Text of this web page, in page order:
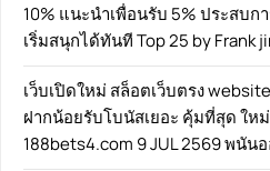
10% แนะนำเพื่อนรับ 5% ประสบ
เริ่มสนุกได้ทันที Top 25 by Frank
เว็บเปิดใหม่ สล็อตเว็บตรง
ฝากน้อยรับโบนัสเยอะ คุ้มที่สุด ให
188bets4.com 9 JUL 2569 พนัน